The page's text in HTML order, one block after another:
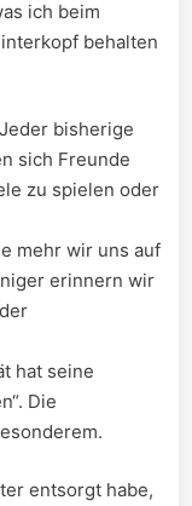
ich beim
behalten
Jeder bisherige
sich ‍Freunde
zu spielen oder
mehr ⁣wir uns auf
erinnern wir
hat seine
Die
entsorgt habe,